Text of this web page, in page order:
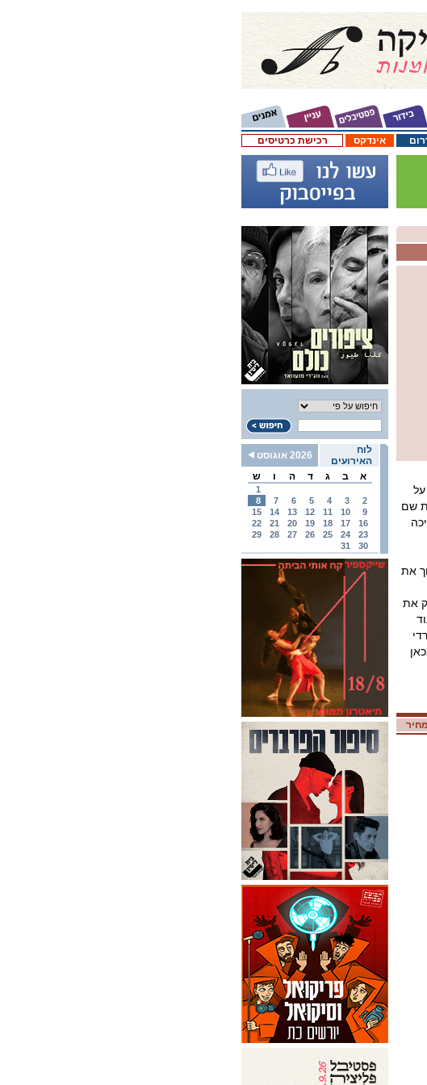
רכישת כרטיסים אינדקס
לוח
האירועים
2026 אוגוסט
א
ב ג ד ה ו ש
1
2
3
4
5
6
7
8
9
10
11
12
13
14
15
16
17
18
19
20
21
22
23
24
25
26
27
28
29
30
31
שם
את
את
מחיר